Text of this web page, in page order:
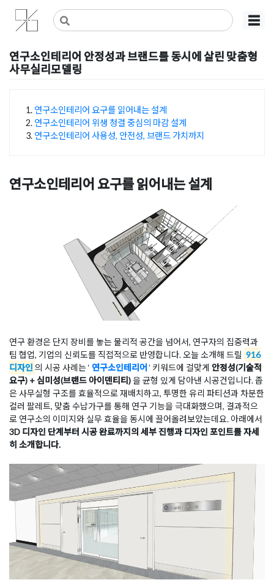
Skip
content
사무실인테리어 디자인 공사 비용견적 플랫폼
사무실인테리어 916
☰
연구소인테리어 안정성과 브랜드를 동시에 살린 맞춤형
사무실리모델링
목차
연구소인테리어 요구를 읽어내는 설계
연구소인테리어 위생 청결 중심의 마감 설계
연구소인테리어 사용성, 안전성, 브랜드 가치까지
연구소인테리어 요구를 읽어내는 설계
연구 환경은 단지 장비를 놓는 물리적 공간을 넘어서, 연구자의 집중력과
팀 협업, 기업의 신뢰도를 직접적으로 반영합니다. 오늘 소개해 드릴 916
디자인 의 시공 사례는 ‘ 연구소인테리어 ’ 키워드에 걸맞게안정성(기술적
요구) + 심미성(브랜드 아이덴티티)을 균형 있게 담아낸 시공건입니다. 좁
은 사무실형 구조를 효율적으로 재배치하고, 투명한 유리 파티션과 차분한
컬러 팔레트, 맞춤 수납가구를 통해 연구 기능을 극대화했으며, 결과적으
로 연구소의 이미지와 실무 효율을 동시에 끌어올려보았는데요. 아래에서
3D 디자인 단계부터 시공 완료까지의 세부 진행과 디자인 포인트를 자세
히 소개합니다.